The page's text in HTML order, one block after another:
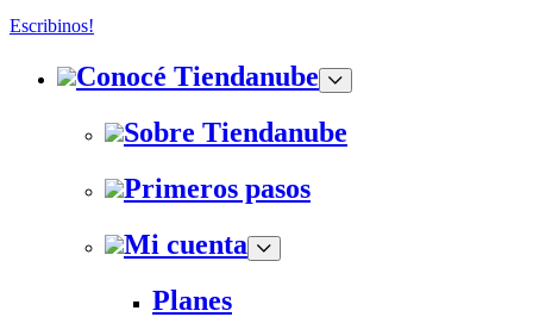
Escribinos!
Conocé Tiendanube
Sobre Tiendanube
Primeros pasos
Mi cuenta
Planes